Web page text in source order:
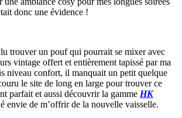
donc une évidence !
trouver un pouf qui pourrait se mixer avec
vintage offert et entièrement tapissé par ma
niveau confort, il manquait un petit quelque
le site de long en large pour trouver ce
parfait et aussi découvrir la gamme HK
envie de m’offrir de la nouvelle vaisselle.